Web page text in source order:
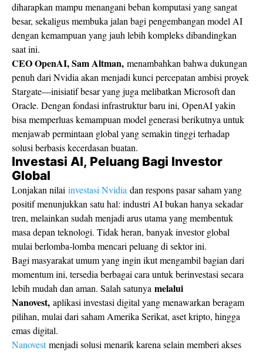
diharapkan mampu menangani beban komputasi yang sangat
besar, sekaligus membuka jalan bagi pengembangan model AI
dengan kemampuan yang jauh lebih kompleks dibandingkan
saat ini.
CEO OpenAI, Sam Altman, menambahkan bahwa dukungan
penuh dari Nvidia akan menjadi kunci percepatan ambisi proyek
Stargate—inisiatif besar yang juga melibatkan Microsoft dan
Oracle. Dengan fondasi infrastruktur baru ini, OpenAI yakin
bisa memperluas kemampuan model generasi berikutnya untuk
menjawab permintaan global yang semakin tinggi terhadap
solusi berbasis kecerdasan buatan.
Investasi AI, Peluang Bagi Investor
Global
Lonjakan nilai investasi Nvidia dan respons pasar saham yang
positif menunjukkan satu hal: industri AI bukan hanya sekadar
tren, melainkan sudah menjadi arus utama yang membentuk
masa depan teknologi. Tidak heran, banyak investor global
mulai berlomba-lomba mencari peluang di sektor ini.
Bagi masyarakat umum yang ingin ikut mengambil bagian dari
momentum ini, tersedia berbagai cara untuk berinvestasi secara
lebih mudah dan aman. Salah satunya melalui
Nanovest, aplikasi investasi digital yang menawarkan beragam
pilihan, mulai dari saham Amerika Serikat, aset kripto, hingga
emas digital.
Nanovestmenjadi solusi menarik karena selain memberi akses